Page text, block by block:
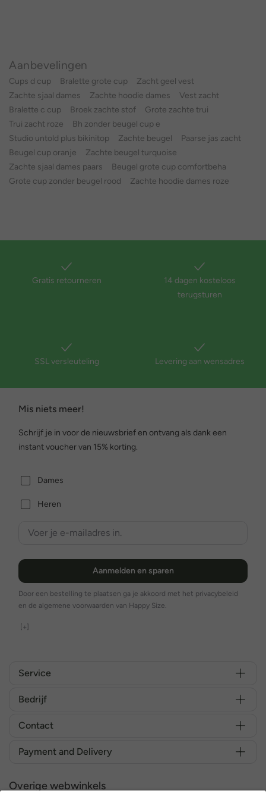
Aanbevelingen
Cups d cup Bralette grote cup
Zacht geel vest
Zachte sjaal dames
Zachte hoodie dames
Vest zacht
Bralette c cup
Broek zachte stof
Grote zachte trui
Trui zacht roze
Bh zonder beugel cup e
Studio untold plus bikinitop
Zachte beugel
Paarse jas zacht
Beugel cup oranje
Zachte beugel turquoise
Zachte sjaal dames paars
Beugel grote cup comfortbeha
Grote cup zonder beugel rood
Zachte hoodie dames roze
Gratis retourneren
14 dagen kosteloos
terugsturen
SSL versleuteling Levering aan wensadres
Mis niets meer!
Schrijf je in voor de nieuwsbrief en ontvang als dank een
instant voucher van 15% korting.
Dames
Heren
Aanmelden en sparen
Door een bestelling te plaatsen ga je akkoord met het privacybeleid
en de algemene voorwaarden van Happy Size.
[+]
Service
Bedrijf
Contact
Payment and Delivery
Overige webwinkels